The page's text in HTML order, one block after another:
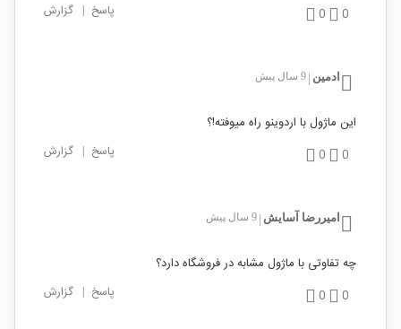
0
0 پاسخ | گزارش
ادمین 9 سال پیش
این ماژول با اردوینو راه میوفته!؟
0
0 پاسخ | گزارش
امیررضا آسایش 9 سال پیش
چه تفاوتی با ماژول مشابه در فروشگاه دارد؟
0
0 پاسخ | گزارش